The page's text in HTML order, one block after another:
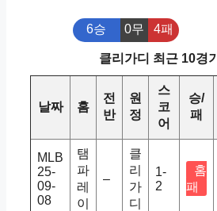
6승 0무 4패
클리가디 최근 10경기
날짜 홈
전
반
원
정
스
코
어
승/
패
MLB
25-
09-
08
탬
파
레
이
–
클
리
가
디
1-
2
홈
패